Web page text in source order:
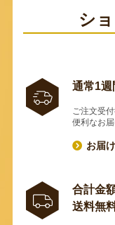
シ
通常1週
ご注文受
便利なお
お届
合計金
送料無